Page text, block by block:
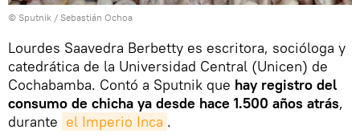
© Sputnik / Sebastián Ochoa
Lourdes Saavedra Berbetty es escritora, socióloga y
catedrática de la Universidad Central (Unicen) de
Cochabamba. Contó a Sputnik que hay registro del
consumo de chicha ya desde hace 1.500 años atrás,
durante el Imperio Inca .